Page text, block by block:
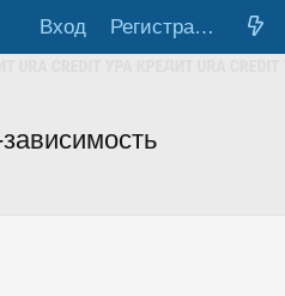
Вход Регистрация